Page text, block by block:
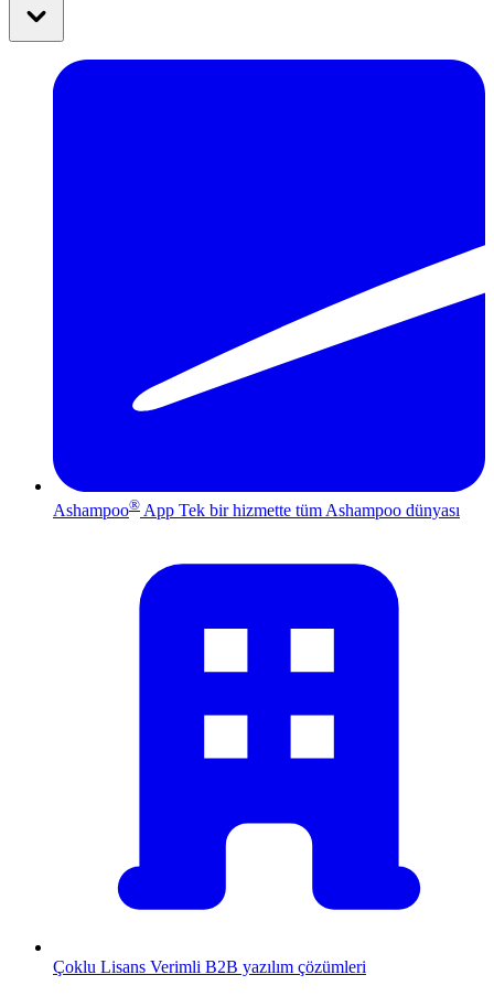
Ashampoo® App Tek bir hizmette tüm Ashampoo dünyası
Çoklu Lisans Verimli B2B yazılım çözümleri